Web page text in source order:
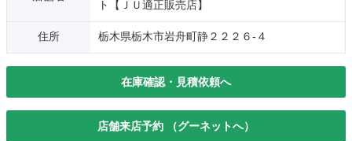
ト【ＪＵ適正販売店】
住所 栃木県栃木市岩舟町静２２２６‐４
在庫確認・見積依頼へ
店舗来店予約 （グーネットへ）